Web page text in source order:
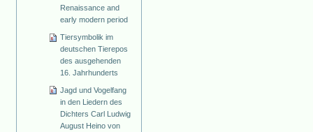
Renaissance and
early modern period
Tiersymbolik im
deutschen Tierepos
des ausgehenden
16. Jahrhunderts
Jagd und Vogelfang
in den Liedern des
Dichters Carl Ludwig
August Heino von